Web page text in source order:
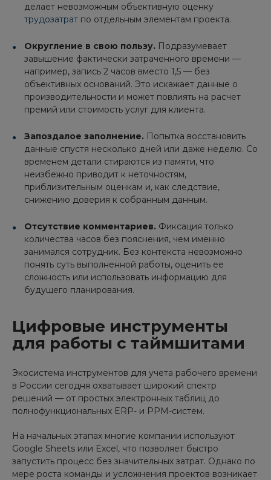
делает невозможным объективную оценку
трудозатрат по отдельным элементам проекта.
Округление в свою пользу. Подразумевает
завышение фактически затраченного времени —
например, запись 2 часов вместо 1,5 — без
объективных оснований. Это искажает данные о
производительности и может повлиять на расчет
премий или стоимость услуг для клиента.
Запоздалое заполнение. Попытка восстановить
данные спустя несколько дней или даже неделю. Со
временем детали стираются из памяти, что
неизбежно приводит к неточностям,
приблизительным оценкам и, как следствие,
снижению доверия к собранным данным.
Отсутствие комментариев. Фиксация только
количества часов без пояснения, чем именно
занимался сотрудник. Без контекста невозможно
понять суть выполненной работы, оценить ее
сложность или использовать информацию для
будущего планирования.
Цифровые инструменты
для работы с таймшитами
Экосистема инструментов для учета рабочего времени
в России сегодня охватывает широкий спектр
решений — от простых электронных таблиц до
полнофункциональных ERP- и PPM-систем.
На начальных этапах многие компании используют
Google Sheets или Excel, что позволяет быстро
запустить процесс без значительных затрат. Однако по
мере роста команды и усложнения проектов возникает